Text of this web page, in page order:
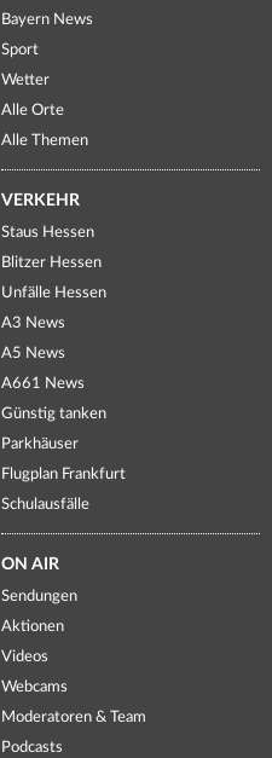
Bayern News
Sport
Wetter
Alle Orte
Alle Themen
VERKEHR
Staus Hessen
Blitzer Hessen
Unfälle Hessen
A3 News
A5 News
A661 News
Günstig tanken
Parkhäuser
Flugplan Frankfurt
Schulausfälle
ON AIR
Sendungen
Aktionen
Videos
Webcams
Moderatoren & Team
Podcasts